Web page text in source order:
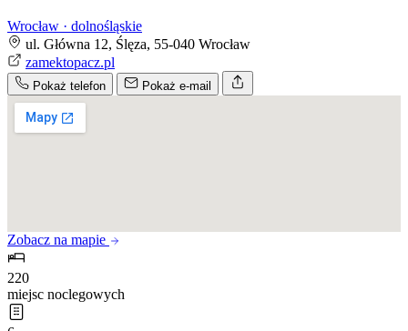
Wrocław · dolnośląskie
ul. Główna 12, Ślęza, 55-040 Wrocław
zamektopacz.pl
Pokaż telefon Pokaż e-mail
Zobacz na mapie
220
miejsc noclegowych